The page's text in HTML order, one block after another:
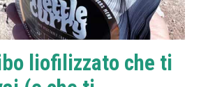
liofilizzato che ti